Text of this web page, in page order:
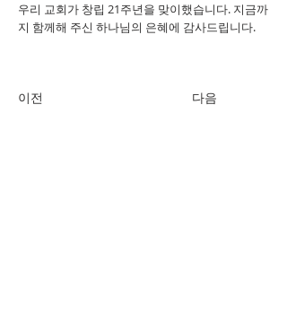
우리 교회가 창립 21주년을 맞이했습니다. 지금까
지 함께해 주신 하나님의 은혜에 감사드립니다.
이전 다음